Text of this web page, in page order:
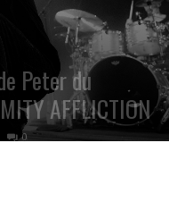
Peter du
AFFLICTION
0